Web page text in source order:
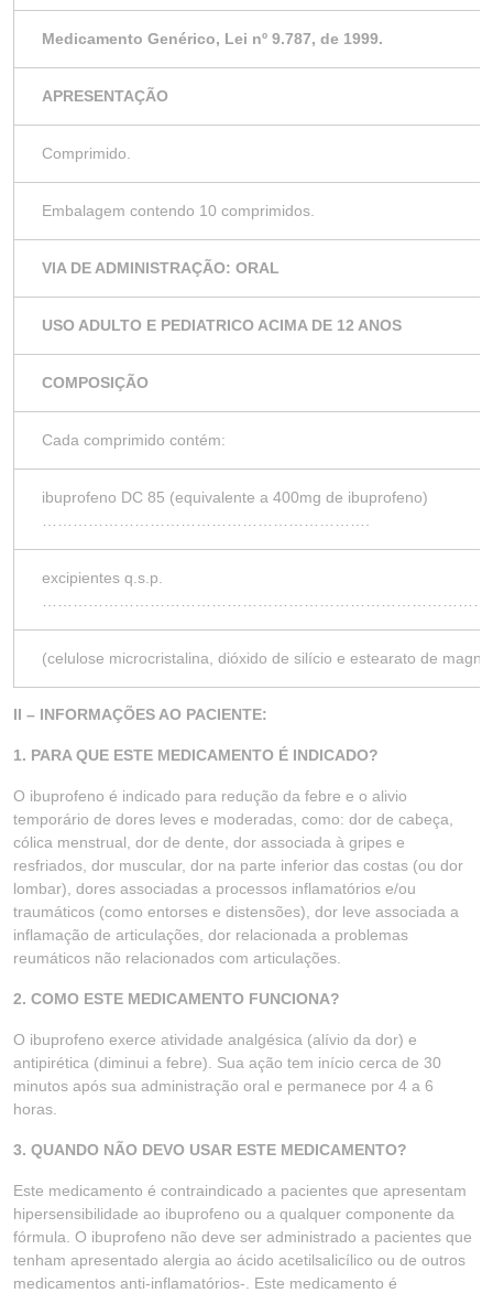
Medicamento Genérico, Lei nº 9.787, de 1999.
APRESENTAÇÃO
Comprimido.
Embalagem contendo 10 comprimidos.
VIA DE ADMINISTRAÇÃO: ORAL
USO ADULTO E PEDIATRICO ACIMA DE 12 ANOS
COMPOSIÇÃO
Cada comprimido contém:
ibuprofeno DC 85 (equivalente a 400mg de ibuprofeno)
excipientes q.s.p.
(celulose microcristalina, dióxido de silício e estearato de
II – INFORMAÇÕES AO PACIENTE:
1. PARA QUE ESTE MEDICAMENTO É INDICADO?
O ibuprofeno é indicado para redução da febre e o alivio
temporário de dores leves e moderadas, como: dor de cabeça,
cólica menstrual, dor de dente, dor associada à gripes e
resfriados, dor muscular, dor na parte inferior das costas (ou dor
lombar), dores associadas a processos inflamatórios e/ou
traumáticos (como entorses e distensões), dor leve associada a
inflamação de articulações, dor relacionada a problemas
reumáticos não relacionados com articulações.
2. COMO ESTE MEDICAMENTO FUNCIONA?
O ibuprofeno exerce atividade analgésica (alívio da dor) e
antipirética (diminui a febre). Sua ação tem início cerca de 30
minutos após sua administração oral e permanece por 4 a 6
horas.
3. QUANDO NÃO DEVO USAR ESTE MEDICAMENTO?
Este medicamento é contraindicado a pacientes que apresentam
hipersensibilidade ao ibuprofeno ou a qualquer componente da
fórmula. O ibuprofeno não deve ser administrado a pacientes que
tenham apresentado alergia ao ácido acetilsalicílico ou de outros
medicamentos anti-inflamatórios-. Este medicamento é